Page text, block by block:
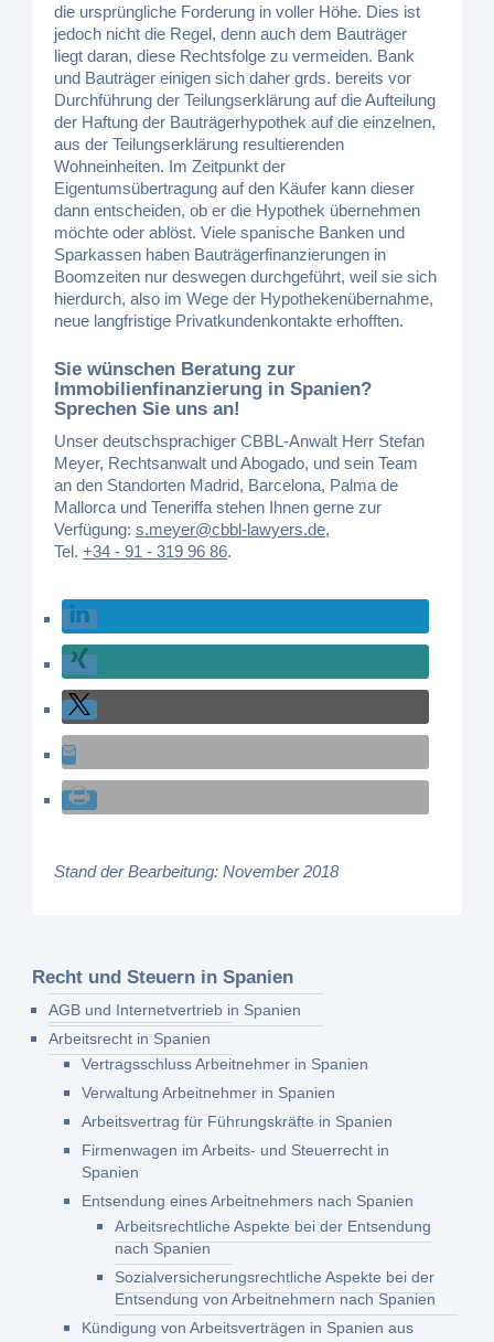
die ursprüngliche Forderung in voller Höhe. Dies ist
jedoch nicht die Regel, denn auch dem Bauträger
liegt daran, diese Rechtsfolge zu vermeiden. Bank
und Bauträger einigen sich daher grds. bereits vor
Durchführung der Teilungserklärung auf die Aufteilung
der Haftung der Bauträgerhypothek auf die einzelnen,
aus der Teilungserklärung resultierenden
Wohneinheiten. Im Zeitpunkt der
Eigentumsübertragung auf den Käufer kann dieser
dann entscheiden, ob er die Hypothek übernehmen
möchte oder ablöst. Viele spanische Banken und
Sparkassen haben Bauträgerfinanzierungen in
Boomzeiten nur deswegen durchgeführt, weil sie sich
hierdurch, also im Wege der Hypothekenübernahme,
neue langfristige Privatkundenkontakte erhofften.
Sie wünschen Beratung zur
Immobilienfinanzierung in Spanien?
Sprechen Sie uns an!
Unser deutschsprachiger CBBL-Anwalt Herr Stefan
Meyer, Rechtsanwalt und Abogado, und sein Team
an den Standorten Madrid, Barcelona, Palma de
Mallorca und Teneriffa stehen Ihnen gerne zur
Verfügung:s.meyer@cbbl-lawyers.de,
Tel.+34 - 91 - 319 96 86.
Stand der Bearbeitung: November 2018
Recht und Steuern in Spanien
AGB und Internetvertrieb in Spanien
Arbeitsrecht in Spanien
Vertragsschluss Arbeitnehmer in Spanien
Verwaltung Arbeitnehmer in Spanien
Arbeitsvertrag für Führungskräfte in Spanien
Firmenwagen im Arbeits- und Steuerrecht in
Spanien
Entsendung eines Arbeitnehmers nach Spanien
Arbeitsrechtliche Aspekte bei der Entsendung
nach Spanien
Sozialversicherungsrechtliche Aspekte bei der
Entsendung von Arbeitnehmern nach Spanien
Kündigung von Arbeitsverträgen in Spanien aus